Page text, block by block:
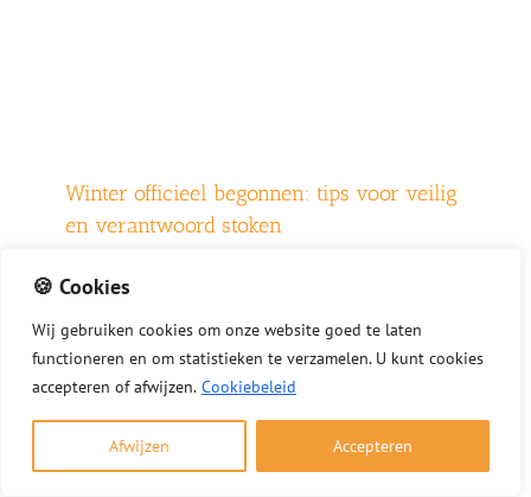
🍪 Cookies
Wij gebruiken cookies om onze website goed te laten
functioneren en om statistieken te verzamelen. U kunt cookies
accepteren of afwijzen. Cookiebeleid
Afwijzen Accepteren
Winter officieel begonnen: tips voor veilig
en verantwoord stoken
misschien genieten van een warm haardvuur. Met
deze tips stookt u veilig, verantwoord en volgens
de geldende regels. Veilig en verantwoord stoken
kort samengevat Gebruik alleen droog en schoon
hout Laat de [...]